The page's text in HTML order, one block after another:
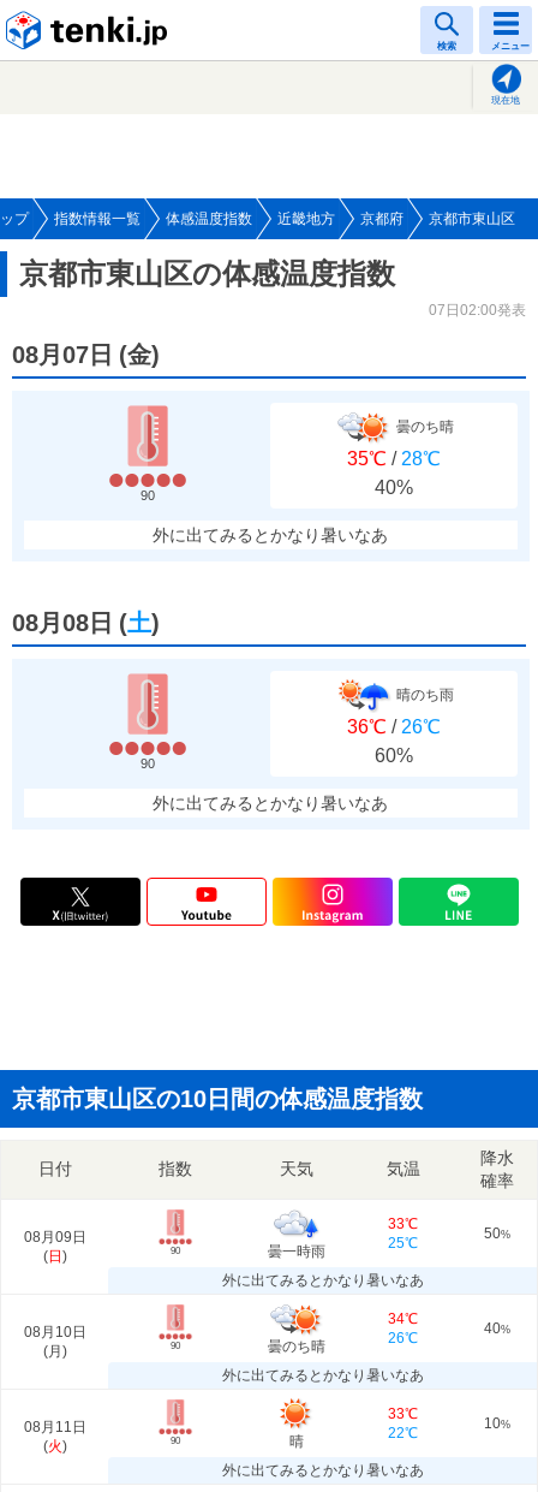
検索 メニュー
現在地
プ 指数情報一覧 体感温度指数 近畿地方 京都府 京都市東山区
京都市東山区の体感温度指数
07日02:00発表
08月07日 (金)
90
曇のち晴
35℃ / 28℃
40%
外に出てみるとかなり暑いなあ
08月08日 (土)
90
晴のち雨
36℃ / 26℃
60%
外に出てみるとかなり暑いなあ
京都市東山区の10日間の体感温度指数
日付 指数 天気 気温
降水
確率
08月09日
(日 ) 90 曇一時雨
33℃
25℃
50%
外に出てみるとかなり暑いなあ
08月10日
(月 ) 90 曇のち晴
34℃
26℃
40%
外に出てみるとかなり暑いなあ
08月11日
(火) 90 晴
33℃
22℃
10%
外に出てみるとかなり暑いなあ